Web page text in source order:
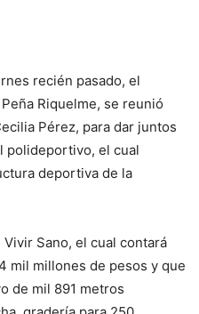
recién pasado, el
Riquelme, se reunió
Pérez, para dar juntos
polideportivo, el cual
deportiva de la
Sano, el cual contará
mil millones de pesos y que
de mil 891 metros